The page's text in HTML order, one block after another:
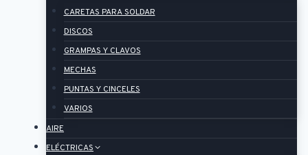
CARETAS PARA SOLDAR
DISCOS
GRAMPAS Y CLAVOS
MECHAS
PUNTAS Y CINCELES
VARIOS
AIRE
ELÉCTRICAS